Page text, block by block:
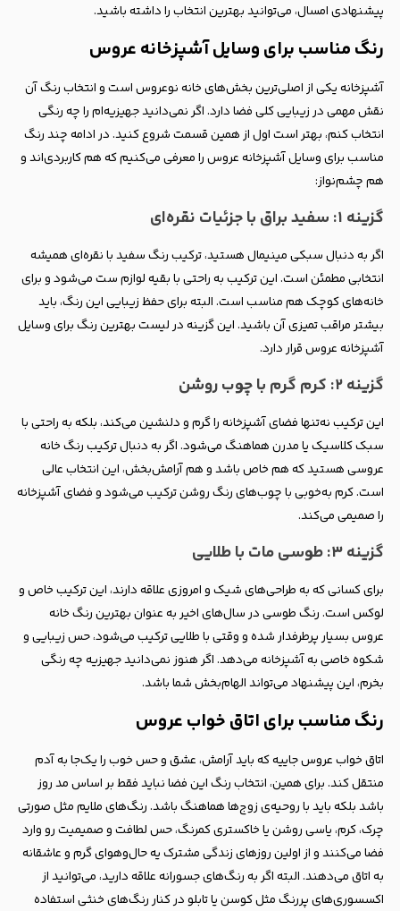
پیشنهادی امسال، می‌توانید بهترین انتخاب را داشته باشید.
رنگ مناسب برای وسایل آشپزخانه عروس
آشپزخانه یکی از اصلی‌ترین بخش‌های خانه نوعروس است و انتخاب رنگ آن
نقش مهمی در زیبایی کلی فضا دارد. اگر نمی‌دانید جهیزیه‌ام را چه رنگی
انتخاب کنم، بهتر است اول از همین قسمت شروع کنید. در ادامه چند رنگ
مناسب برای وسایل آشپزخانه عروس را معرفی می‌کنیم که هم کاربردی‌اند و
هم چشم‌نواز:
گزینه ۱: سفید براق با جزئیات نقره‌ای
اگر به دنبال سبکی مینیمال هستید، ترکیب رنگ سفید با نقره‌ای همیشه
انتخابی مطمئن است. این ترکیب به راحتی با بقیه لوازم ست می‌شود و برای
خانه‌های کوچک هم مناسب است. البته برای حفظ زیبایی این رنگ، باید
بیشتر مراقب تمیزی آن باشید. این گزینه در لیست بهترین رنگ برای وسایل
آشپزخانه عروس قرار دارد.
گزینه ۲: کرم گرم با چوب روشن
این ترکیب نه‌تنها فضای آشپزخانه را گرم و دلنشین می‌کند، بلکه به راحتی با
سبک کلاسیک یا مدرن هماهنگ می‌شود. اگر به دنبال ترکیب رنگ خانه
عروسی هستید که هم خاص باشد و هم آرامش‌بخش، این انتخاب عالی
است. کرم به‌خوبی با چوب‌های رنگ روشن ترکیب می‌شود و فضای آشپزخانه
را صمیمی می‌کند.
گزینه ۳: طوسی مات با طلایی
برای کسانی که به طراحی‌های شیک و امروزی علاقه دارند، این ترکیب خاص و
لوکس است. رنگ طوسی در سال‌های اخیر به عنوان بهترین رنگ خانه
عروس بسیار پرطرفدار شده و وقتی با طلایی ترکیب می‌شود، حس زیبایی و
شکوه خاصی به آشپزخانه می‌دهد. اگر هنوز نمی‌دانید جهیزیه چه رنگی
بخرم، این پیشنهاد می‌تواند الهام‌بخش شما باشد.
رنگ مناسب برای اتاق خواب عروس
اتاق خواب عروس جاییه که باید آرامش، عشق و حس خوب را یک‌جا به آدم
منتقل کند. برای همین، انتخاب رنگ این فضا نباید فقط بر اساس مد روز
باشد بلکه باید با روحیه‌ی زوج‌ها هماهنگ باشد. رنگ‌های ملایم مثل صورتی
چرک، کرم، یاسی روشن یا خاکستری کمرنگ، حس لطافت و صمیمیت رو وارد
فضا می‌کنند و از اولین روزهای زندگی مشترک یه حال‌وهوای گرم و عاشقانه
به اتاق می‌دهند. البته اگر به رنگ‌های جسورانه علاقه دارید، می‌توانید از
اکسسوری‌های پررنگ مثل کوسن یا تابلو در کنار رنگ‌های خنثی استفاده